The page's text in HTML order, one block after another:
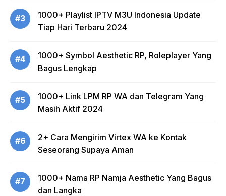
#3
1000+ Playlist IPTV M3U Indonesia Update
Tiap Hari Terbaru 2024
#4
1000+ Symbol Aesthetic RP, Roleplayer Yang
Bagus Lengkap
#5
1000+ Link LPM RP WA dan Telegram Yang
Masih Aktif 2024
#6
2+ Cara Mengirim Virtex WA ke Kontak
Seseorang Supaya Aman
#7
1000+ Nama RP Namja Aesthetic Yang Bagus
dan Langka